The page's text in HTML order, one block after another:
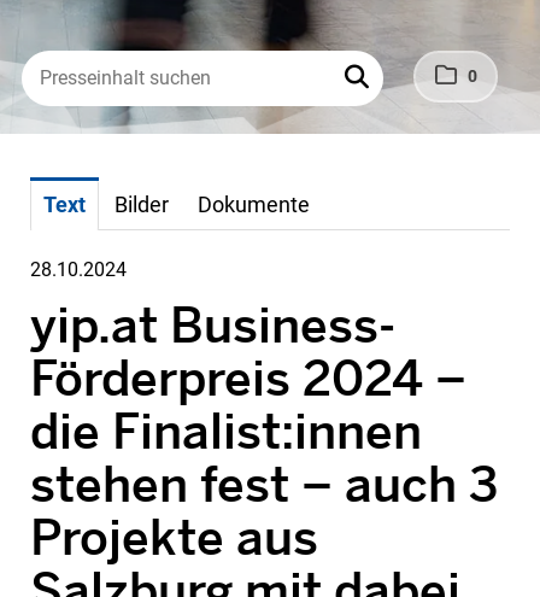
0
Text Bilder Dokumente
28.10.2024
yip.at Business-
Förderpreis 2024 –
die Finalist:innen
stehen fest – auch 3
Projekte aus